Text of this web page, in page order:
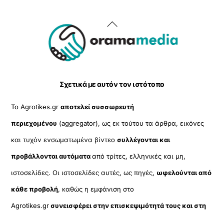
Back
To
Σχετικά με αυτόν τον ιστότοπο
Το Agrotikes.grαποτελεί συσσωρευτή
περιεχομένου (aggregator), ως εκ τούτου τα άρθρα, εικόνες
και τυχόν ενσωματωμένα βίντεοσυλλέγονται και
προβάλλονται αυτόματααπό τρίτες, ελληνικές και μη,
ιστοσελίδες. Οι ιστοσελίδες αυτές, ως πηγές, ωφελούνται από
κάθε προβολή, καθώς η εμφάνιση στο
Agrotikes.grσυνεισφέρει στην επισκεψιμότητά τους και στη